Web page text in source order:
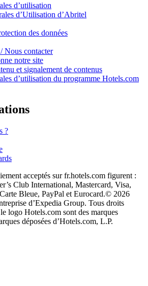
d’utilisation
d’Utilisation d’Abritel
des données
Nous contacter
notre site
et signalement de contenus
d’utilisation du programme Hotels.com
?
acceptés sur fr.hotels.com figurent :
Club International, Mastercard, Visa,
Bleue, PayPal et Eurocard.© 2026
d’Expedia Group. Tous droits
logo Hotels.com sont des marques
déposées d’Hotels.com, L.P.